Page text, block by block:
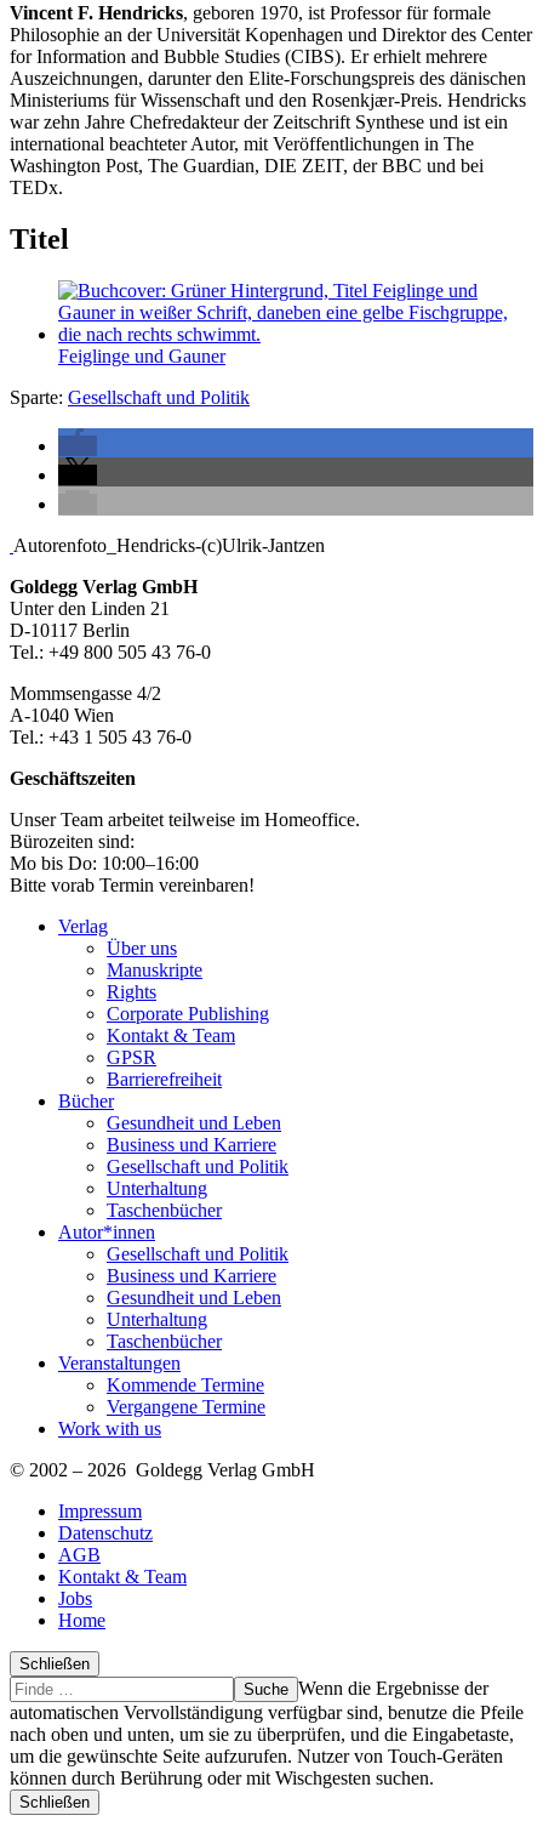
Vincent F. Hendricks, geboren 1970, ist Professor für formale
Philosophie an der Universität Kopenhagen und Direktor des Center
for Information and Bubble Studies (CIBS). Er erhielt mehrere
Auszeichnungen, darunter den Elite-Forschungspreis des dänischen
Ministeriums für Wissenschaft und den Rosenkjær-Preis. Hendricks
war zehn Jahre Chefredakteur der Zeitschrift Synthese und ist ein
international beachteter Autor, mit Veröffentlichungen in The
Washington Post, The Guardian, DIE ZEIT, der BBC und bei
TEDx.
Titel
Feiglinge und Gauner
Sparte: Gesellschaft und Politik
Seitenleiste
Autorenfoto_Hendricks-(c)Ulrik-Jantzen
Footer-
Section
Goldegg Verlag GmbH
Unter den Linden 21
D-10117 Berlin
Tel.: +49 800 505 43 76-0
Mommsengasse 4/2
A-1040 Wien
Tel.: +43 1 505 43 76-0
Geschäftszeiten
Unser Team arbeitet teilweise im Homeoffice.
Bürozeiten sind:
Mo bis Do: 10:00–16:00
Bitte vorab Termin vereinbaren!
Verlag
Über uns
Manuskripte
Rights
Corporate Publishing
Kontakt & Team
GPSR
Barrierefreiheit
Bücher
Gesundheit und Leben
Business und Karriere
Gesellschaft und Politik
Unterhaltung
Taschenbücher
Autor*innen
Gesellschaft und Politik
Business und Karriere
Gesundheit und Leben
Unterhaltung
Taschenbücher
Veranstaltungen
Kommende Termine
Vergangene Termine
Work with us
© 2002 – 2026 Goldegg Verlag GmbH
Impressum
Datenschutz
AGB
Kontakt & Team
Jobs
Home
Schließen
Suche
Finde
…
Wenn die Ergebnisse der
automatischen Vervollständigung verfügbar sind, benutze die Pfeile
nach oben und unten, um sie zu überprüfen, und die Eingabetaste,
um die gewünschte Seite aufzurufen. Nutzer von Touch-Geräten
können durch Berührung oder mit Wischgesten suchen.
Schließen